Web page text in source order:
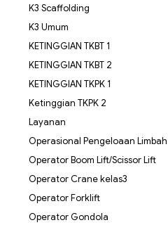
K3 Scaffolding
K3 Umum
KETINGGIAN TKBT 1
KETINGGIAN TKBT 2
KETINGGIAN TKPK 1
Ketinggian TKPK 2
Layanan
Operasional Pengeloaan Limbah
Operator Boom Lift/Scissor Lift
Operator Crane kelas3
Operator Forklift
Operator Gondola